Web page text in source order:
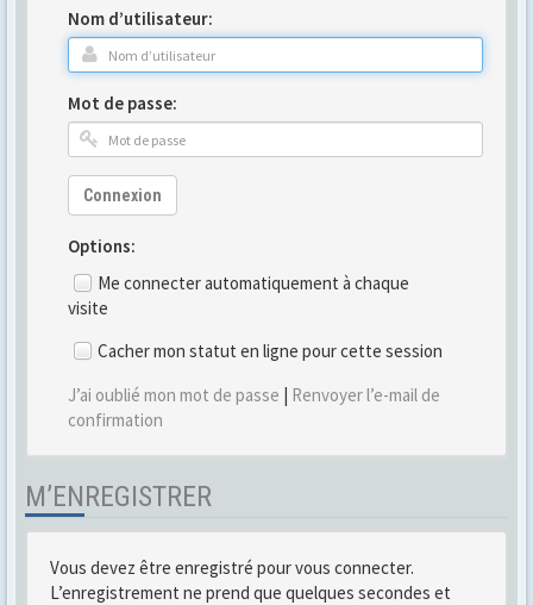
Nom d’utilisateur:
Mot de passe:
Connexion
Options:
Me connecter automatiquement à chaque
visite
Cacher mon statut en ligne pour cette session
J’ai oublié mon mot de passe | Renvoyer l’e-mail de
confirmation
M’ENREGISTRER
Vous devez être enregistré pour vous connecter.
L’enregistrement ne prend que quelques secondes et